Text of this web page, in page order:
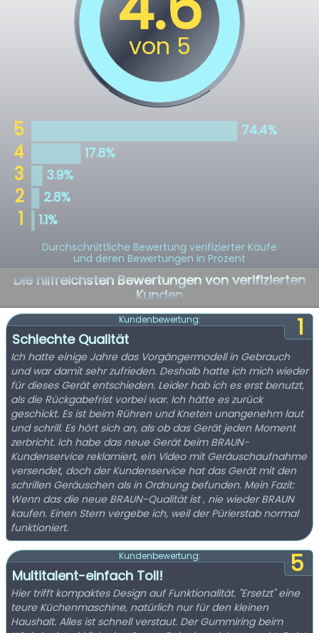
Durchschnittliche Bewertung verifizierter Käufe
und deren Bewertungen in Prozent
Die hilfreichsten Bewertungen von verifizierten
Kunden
1
Kundenbewertung:
Schlechte Qualität
Ich hatte einige Jahre das Vorgängermodell in Gebrauch
und war damit sehr zufrieden. Deshalb hatte ich mich wieder
für dieses Gerät entschieden. Leider hab ich es erst benutzt,
als die Rückgabefrist vorbei war. Ich hätte es zurück
geschickt. Es ist beim Rühren und Kneten unangenehm laut
und schrill. Es hört sich an, als ob das Gerät jeden Moment
zerbricht. Ich habe das neue Gerät beim BRAUN-
Kundenservice reklamiert, ein Video mit Geräuschaufnahme
versendet, doch der Kundenservice hat das Gerät mit den
schrillen Geräuschen als in Ordnung befunden. Mein Fazit:
Wenn das die neue BRAUN-Qualität ist , nie wieder BRAUN
kaufen. Einen Stern vergebe ich, weil der Pürierstab normal
funktioniert.
5
Kundenbewertung:
Multitalent-einfach Toll!
Hier trifft kompaktes Design auf Funktionalität. "Ersetzt" eine
teure Küchenmaschine, natürlich nur für den kleinen
Haushalt. Alles ist schnell verstaut. Der Gummiring beim